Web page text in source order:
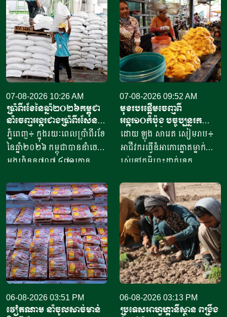
07-08-2026 10:26 AM
ប្រាំពីរខែនៃឆ្នាំ​២០២៦កម្ពុជា
នាំចេញអង្ករជាងប្រាំពីរសែន​
តោន គិតជាទឹកប្រាក់​
ជាង៤១៥លានដុល្លារ
ភ្នំពេញ៖ ក្នុងរយៈពេលប្រាំពីរខែ
នៃឆ្នាំ២០២៦ កម្ពុជាបាននាំចេញ
អង្ករចំនួន៧០៧ ៤៧១តោន​
ចំនួន៦១ក្រុមហ៊ុន ដោយនាំ
ចេញទៅកាន់គោលដៅចំនួន៦៦
ដែលក្នុងនោះទៅកាន់បណ្តា
ប្រទេសនៅក្នុងតំបន់អឺរ៉ុប
ចំនួន៣៣ ​បានបរិមាណអង្ករ
ចំនួន២០៧ ១៥៧តោន គិតជា
ទឹកប្រាក់ចំនួន១៥៦,៤៥​លាន
ដុល្លារ។ ឧកញ៉ា ឡាយ ឈុនហួ
ប្រធានសហព័ន្ធស្រូវអង្ករកម្ពុជា
បានមានប្រសាសន៍ថា ការនាំ
07-08-2026 09:52 AM
មុខរបរផ្តើមចេញពី
អង្ករ១០កំប៉ុង​ បច្ចុប្បន្ន​រក
ចំណូលបាន​ជិត១០លានរៀល
ក្នុងមួយថ្ងៃ
ដោយ ឡុង សារេត​ សៀមរាប៖ ​
អាជីវករ​​ធ្វើនំអាកោត្នោត​ម្នាក់
រស់នៅភូមិព្រះដាក់ខេត្ត
ចាប់ផ្តើម​ដំបូង​ចេញពីអង្ករ​
១០កំប៉ុង ឬមានទម្ងន់​ប្រហែល​បី
គីឡូក្រាម រហូតមកដល់ឆ្នាំ​
២០២៦នេះ អាច​លក់នំបាន​ពី៤
០០០ ទៅ​៨០០០នំ​ គិតជាប្រាក់
ចំណូលសរុបបានពីបីលានដល់​
ប្រាំបីលានរៀល​ក្នុងមួយថ្ងៃ​។ អ្នក
ស្រី ថ្លុង ថាន ម្ចាស់ហាង​យីហោ
“អាកោត្នោតព្រះដាក់” នៅឃុំព្រះ
ដាក់​ ស្រុក​បន្ទាយស្រី ខេត្ត
06-08-2026 03:51 PM
វៀតណាម នាំចូលសាច់មាន់
06-08-2026 03:13 PM
ប្រទេសអាហ្វហ្គានីស្ថាន ពង្រឹង